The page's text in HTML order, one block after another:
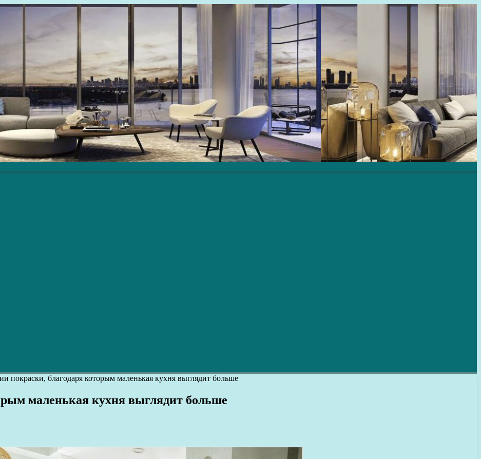
покраски, благодаря которым маленькая кухня выглядит больше
маленькая кухня выглядит больше